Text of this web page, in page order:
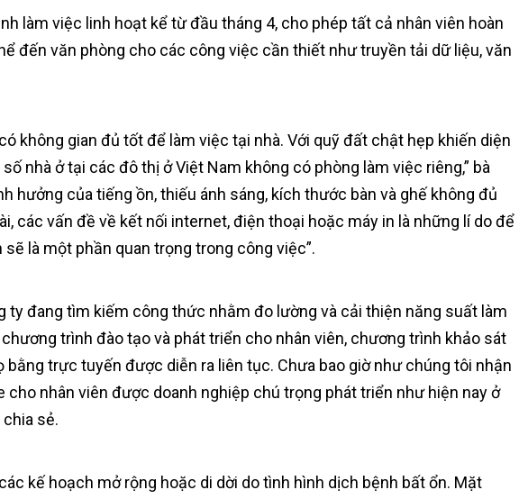
làm việc linh hoạt kể từ đầu tháng 4, cho phép tất cả nhân viên hoàn
đến văn phòng cho các công việc cần thiết như truyền tải dữ liệu, văn
không gian đủ tốt để làm việc tại nhà. Với quỹ đất chật hẹp khiến diện
nhà ở tại các đô thị ở Việt Nam không có phòng làm việc riêng,” bà
hưởng của tiếng ồn, thiếu ánh sáng, kích thước bàn và ghế không đủ
các vấn đề về kết nối internet, điện thoại hoặc máy in là những lí do để
là một phần quan trọng trong công việc”.
ty đang tìm kiếm công thức nhằm đo lường và cải thiện năng suất làm
trình đào tạo và phát triển cho nhân viên, chương trình khảo sát
trực tuyến được diễn ra liên tục. Chưa bao giờ như chúng tôi nhận
nhân viên được doanh nghiệp chú trọng phát triển như hiện nay ở
chia sẻ.
kế hoạch mở rộng hoặc di dời do tình hình dịch bệnh bất ổn. Mặt